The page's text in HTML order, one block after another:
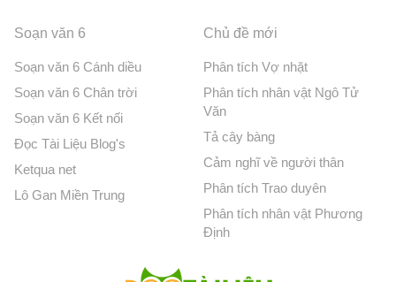
Soạn văn 6
Soạn văn 6 Cánh diều
Soạn văn 6 Chân trời
Soạn văn 6 Kết nối
Đọc Tài Liệu Blog's
Ketqua net
Lô Gan Miền Trung
Chủ đề mới
Phân tích Vợ nhặt
Phân tích nhân vật Ngô Tử
Văn
Tả cây bàng
Cảm nghĩ về người thân
Phân tích Trao duyên
Phân tích nhân vật Phương
Định